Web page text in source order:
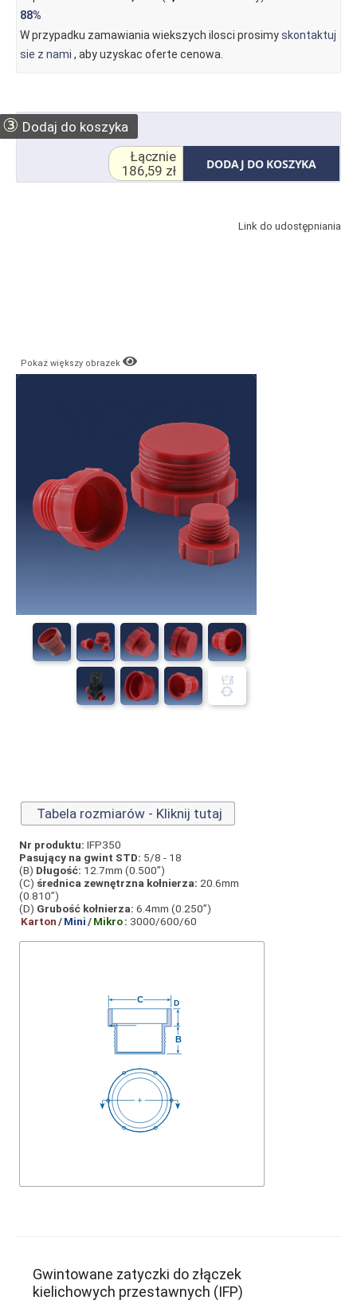
88%
W przypadku zamawiania wiekszych ilosci prosimyskontaktuj
sie z nami , aby uzyskac oferte cenowa.
③ Dodaj do koszyka
DODAJ DO KOSZYKA
Łącznie
186,59 zł
Link do udostępniania
Pokaż większy obrazek
Tabela rozmiarów - Kliknij tutaj
Nr produktu: IFP350
Pasujący na gwint STD: 5/8 - 18
(B) Długość: 12.7mm (0.500”)
(C) średnica zewnętrzna kołnierza: 20.6mm
(0.810”)
(D) Grubość kołnierza: 6.4mm (0.250”)
Karton/Mini/Mikro: 3000/600/60
Gwintowane zatyczki do złączek
kielichowych przestawnych (IFP)